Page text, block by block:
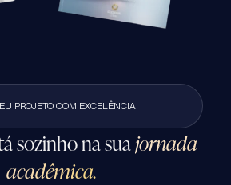
PROJETO COM EXCELÊNCIA
sozinho na suajornada
acadêmica.